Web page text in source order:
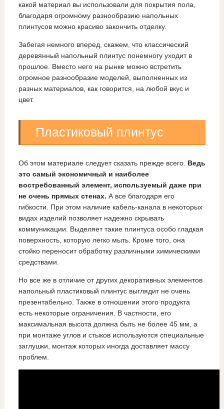
какой материал вы использовали для покрытия пола,
благодаря огромному разнообразию напольных
плинтусов можно красиво закончить отделку.
Забегая немного вперед, скажем, что классический
деревянный напольный плинтус понемногу уходит в
прошлое. Вместо него на рынке можно встретить
огромное разнообразие моделей, выполненных из
разных материалов, как говорится, на любой вкус и
цвет.
Пластиковый плинтус
Об этом материале следует сказать прежде всего. Ведь
это самый экономичный и наиболее
востребованный элемент, используемый даже при
не очень прямых стенах. А все благодаря его
гибкости. При этом наличие кабель-канала в некоторых
видах изделий позволяет надежно скрывать
коммуникации. Выделяет такие плинтуса особо гладкая
поверхность, которую легко мыть. Кроме того, она
стойко переносит обработку различными химическими
средствами.
Но все же в отличие от других декоративных элементов
напольный пластиковый плинтус выглядит не очень
презентабельно. Также в отношении этого продукта
есть некоторые ограничения. В частности, его
максимальная высота должна быть не более 45 мм, а
при монтаже углов и стыков используются специальные
заглушки, монтаж которых иногда доставляет массу
проблем.